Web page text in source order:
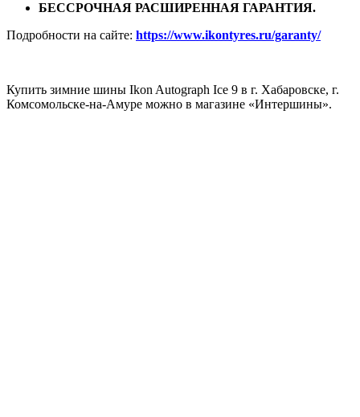
БЕССРОЧНАЯ РАСШИРЕННАЯ ГАРАНТИЯ.
Подробности на сайте: https://www.ikontyres.ru/garanty/
Купить зимние шины Ikon Autograph Ice 9 в г. Хабаровске, г.
Комсомольске-на-Амуре можно в магазине «Интершины».